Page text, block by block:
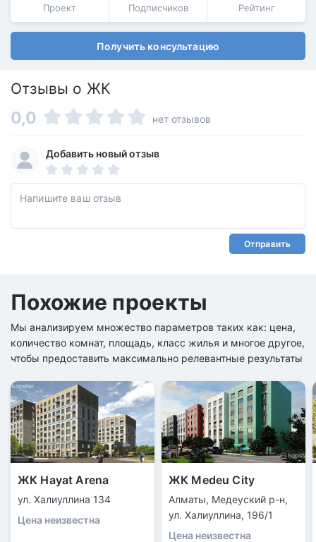
Проект Подписчиков Рейтинг
Получить консультацию
Отзывы о ЖК
0,0 нет отзывов
Добавить новый отзыв
Отправить
Похожие проекты
Мы анализируем множество параметров таких как: цена,
количество комнат, площадь, класс жилья и многое другое,
чтобы предоставить максимально релевантные результаты
ЖК Hayat Arena
ул. Халиуллина 134
Цена неизвестна
ЖК Medeu City
Алматы, Медеуский р-н,
ул. Халиуллина, 196/1
Цена неизвестна